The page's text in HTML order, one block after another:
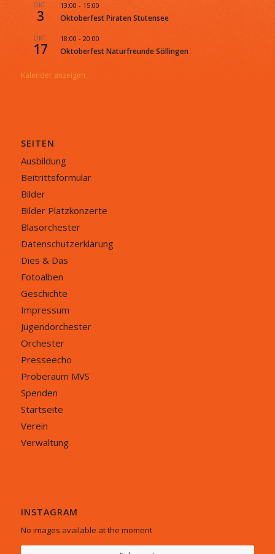
OKT.
3
13:00 - 15:00
Oktoberfest Piraten Stutensee
OKT.
17
18:00 - 20:00
Oktoberfest Naturfreunde Söllingen
Kalender anzeigen
SEITEN
Ausbildung
Beitrittsformular
Bilder
Bilder Platzkonzerte
Blasorchester
Datenschutzerklärung
Dies & Das
Fotoalben
Geschichte
Impressum
Jugendorchester
Orchester
Presseecho
Proberaum MVS
Spenden
Startseite
Verein
Verwaltung
INSTAGRAM
No images available at the moment